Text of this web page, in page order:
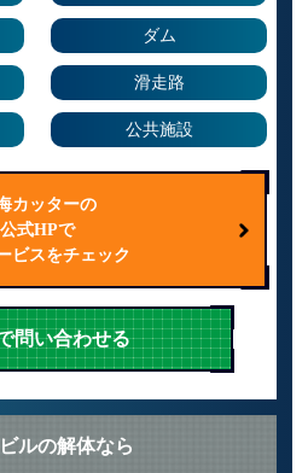
ダム
滑走路
公共施設
カッターの
公式HPで
ビスをチェック
問い合わせる
ルの解体なら